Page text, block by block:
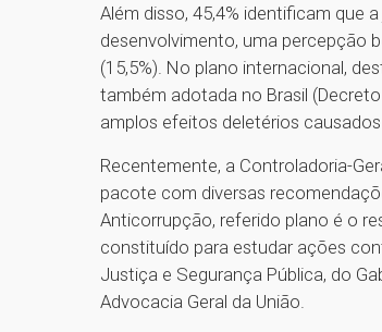
Além disso, 45,4% identificam que
desenvolvimento, uma percepção
(15,5%). No plano internacional,
também adotada no Brasil
amplos efeitos deletérios
Recentemente, a Controladoria-
pacote com diversas
Anticorrupção, referido plano é o
constituído para estudar ações
Justiça e Segurança Pública, do
Advocacia Geral da União.